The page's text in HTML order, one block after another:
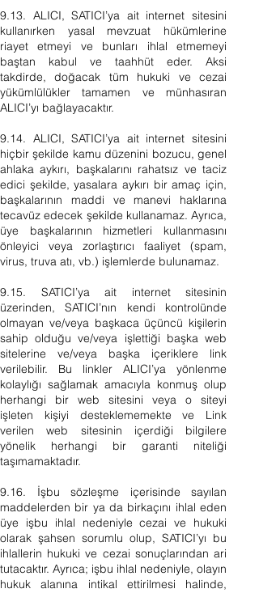
9.13. ALICI, SATICI’ya ait internet sitesini
kullanırken yasal mevzuat hükümlerine
riayet etmeyi ve bunları ihlal etmemeyi
baştan kabul ve taahhüt eder. Aksi
takdirde, doğacak tüm hukuki ve cezai
yükümlülükler tamamen ve münhasıran
ALICI’yı bağlayacaktır.
9.14. ALICI, SATICI’ya ait internet sitesini
hiçbir şekilde kamu düzenini bozucu, genel
ahlaka aykırı, başkalarını rahatsız ve taciz
edici şekilde, yasalara aykırı bir amaç için,
başkalarının maddi ve manevi haklarına
tecavüz edecek şekilde kullanamaz. Ayrıca,
üye başkalarının hizmetleri kullanmasını
önleyici veya zorlaştırıcı faaliyet (spam,
virus, truva atı, vb.) işlemlerde bulunamaz.
9.15. SATICI’ya ait internet sitesinin
üzerinden, SATICI’nın kendi kontrolünde
olmayan ve/veya başkaca üçüncü kişilerin
sahip olduğu ve/veya işlettiği başka web
sitelerine ve/veya başka içeriklere link
verilebilir. Bu linkler ALICI’ya yönlenme
kolaylığı sağlamak amacıyla konmuş olup
herhangi bir web sitesini veya o siteyi
işleten kişiyi desteklememekte ve Link
verilen web sitesinin içerdiği bilgilere
yönelik herhangi bir garanti niteliği
taşımamaktadır.
9.16. İşbu sözleşme içerisinde sayılan
maddelerden bir ya da birkaçını ihlal eden
üye işbu ihlal nedeniyle cezai ve hukuki
olarak şahsen sorumlu olup, SATICI’yı bu
ihlallerin hukuki ve cezai sonuçlarından ari
tutacaktır. Ayrıca; işbu ihlal nedeniyle, olayın
hukuk alanına intikal ettirilmesi halinde,